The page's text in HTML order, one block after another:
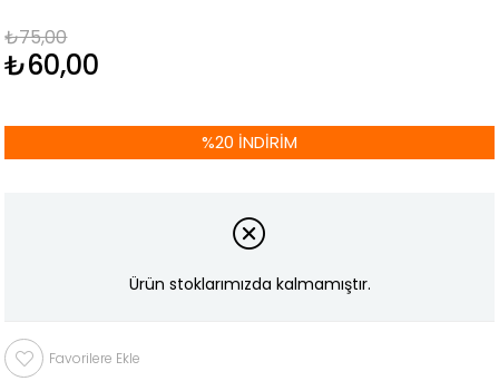
₺75,00
₺60,00
%20 İNDIRIM
Ürün stoklarımızda kalmamıştır.
Favorilere Ekle